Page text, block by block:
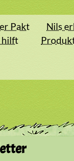
Pakt
hilft
Nils